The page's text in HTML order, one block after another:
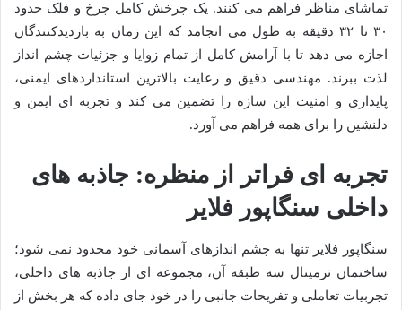
تماشای مناظر فراهم می کنند. یک چرخش کامل چرخ و فلک حدود
۳۰ تا ۳۲ دقیقه به طول می انجامد که این زمان به بازدیدکنندگان
اجازه می دهد تا با آرامش کامل از تمام زوایا و جزئیات چشم انداز
لذت ببرند. مهندسی دقیق و رعایت بالاترین استانداردهای ایمنی،
پایداری و امنیت این سازه را تضمین می کند و تجربه ای ایمن و
دلنشین را برای همه فراهم می آورد.
تجربه ای فراتر از منظره: جاذبه های
داخلی سنگاپور فلایر
سنگاپور فلایر تنها به چشم اندازهای آسمانی خود محدود نمی شود؛
ساختمان ترمینال سه طبقه آن، مجموعه ای از جاذبه های داخلی،
تجربیات تعاملی و تفریحات جانبی را در خود جای داده که هر بخش از